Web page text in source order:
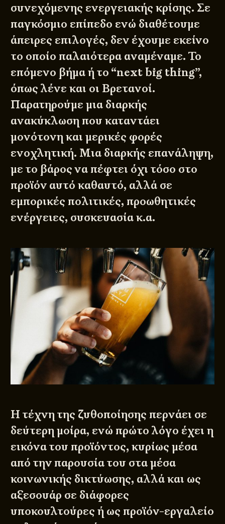
συνεχόμενης ενεργειακής κρίσης. Σε
παγκόσμιο επίπεδο ενώ διαθέτουμε
άπειρες επιλογές, δεν έχουμε εκείνο
το οποίο παλαιότερα αναμέναμε. Το
επόμενο βήμα ή το “next big thing”,
όπως λένε και οι Βρετανοί.
Παρατηρούμε μια διαρκής
ανακύκλωση που καταντάει
μονότονη και μερικές φορές
ενοχλητική. Μια διαρκής επανάληψη,
με το βάρος να πέφτει όχι τόσο στο
προϊόν αυτό καθαυτό, αλλά σε
εμπορικές πολιτικές, προωθητικές
ενέργειες, συσκευασία κ.α.
Η τέχνη της ζυθοποίησης περνάει σε
δεύτερη μοίρα, ενώ πρώτο λόγο έχει η
εικόνα του προϊόντος, κυρίως μέσα
από την παρουσία του στα μέσα
κοινωνικής δικτύωσης, αλλά και ως
αξεσουάρ σε διάφορες
υποκουλτούρες ή ως προϊόν-εργαλείο